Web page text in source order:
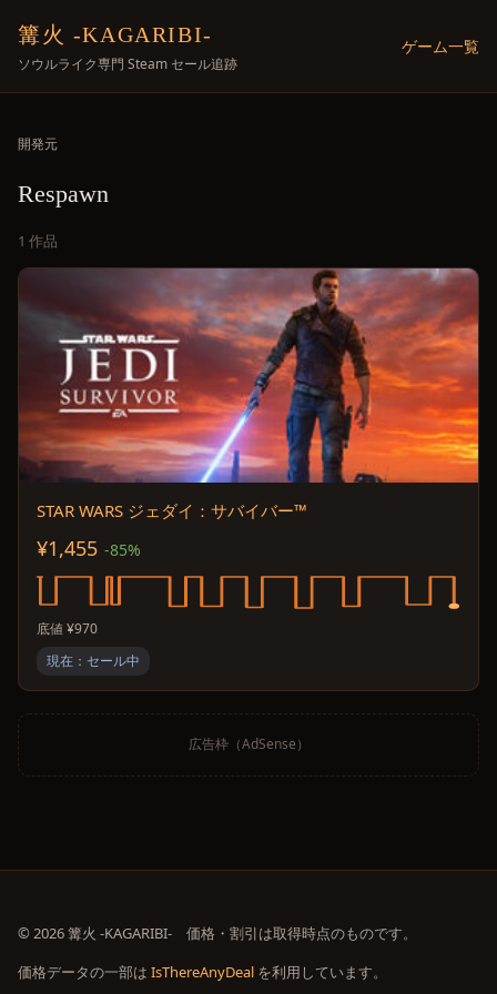
篝火 -KAGARIBI-
ソウルライク専門 Steam セール追跡
ゲーム一覧
開発元
Respawn
1 作品
STAR WARS ジェダイ：サバイバー™
¥1,455 -85%
底値 ¥970
現在：セール中
広告枠（AdSense）
© 2026 篝火 -KAGARIBI- 価格・割引は取得時点のものです。
価格データの一部は IsThereAnyDeal を利用しています。